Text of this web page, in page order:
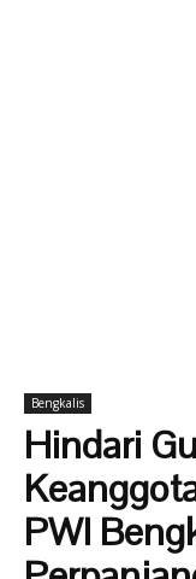
Bengkalis
Hindari
PWI